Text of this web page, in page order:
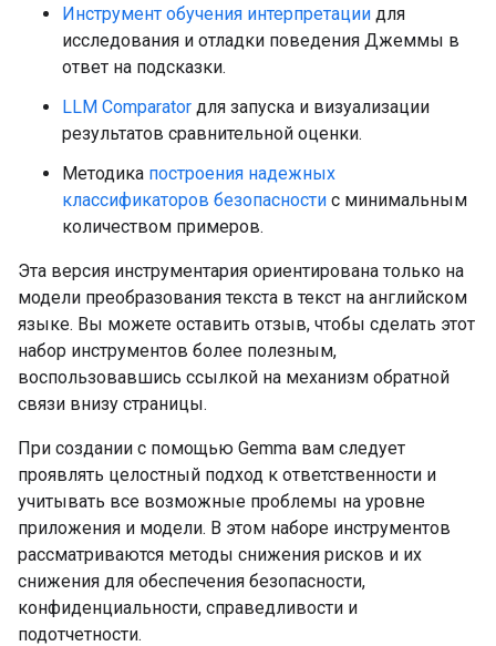
Инструмент обучения интерпретации для
исследования и отладки поведения Джеммы в
ответ на подсказки.
LLM Comparator для запуска и визуализации
результатов сравнительной оценки.
Методика построения надежных
классификаторов безопасности с минимальным
количеством примеров.
Эта версия инструментария ориентирована только на
модели преобразования текста в текст на английском
языке. Вы можете оставить отзыв, чтобы сделать этот
набор инструментов более полезным,
воспользовавшись ссылкой на механизм обратной
связи внизу страницы.
При создании с помощью Gemma вам следует
проявлять целостный подход к ответственности и
учитывать все возможные проблемы на уровне
приложения и модели. В этом наборе инструментов
рассматриваются методы снижения рисков и их
снижения для обеспечения безопасности,
конфиденциальности, справедливости и
подотчетности.